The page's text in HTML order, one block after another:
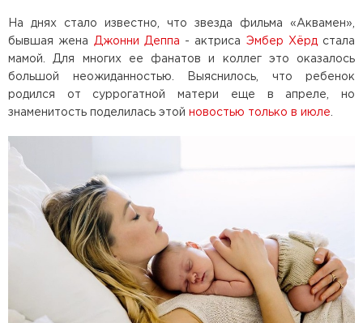
На днях стало известно, что звезда фильма «Аквамен»,
бывшая жена
Джонни Деппа - актриса Эмбер Хёрд стала
мамой. Для многих ее фанатов и коллег это оказалось
большой неожиданностью. Выяснилось, что ребенок
родился от суррогатной матери еще в апреле, но
знаменитость поделилась этой новостью только в июле